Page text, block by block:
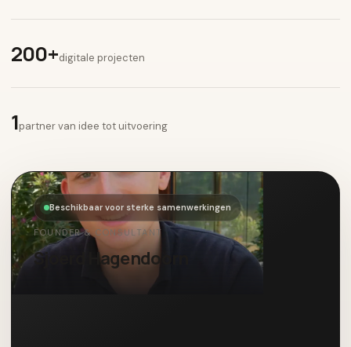
200+digitale projecten
1partner van idee tot uitvoering
Beschikbaar voor sterke samenwerkingen
FOUNDER & CONSULTANT
Sjoerd Hagendoorn